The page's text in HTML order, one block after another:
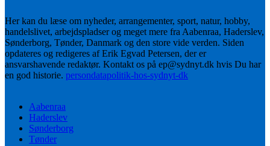
Her kan du læse om nyheder, arrangementer, sport, natur, hobby,
handelslivet, arbejdspladser og meget mere fra Aabenraa, Haderslev,
Sønderborg, Tønder, Danmark og den store vide verden. Siden
opdateres og redigeres af Erik Egvad Petersen, der er
ansvarshavende redaktør. Kontakt os på ep@sydnyt.dk hvis Du har
en god historie. persondatapolitik-hos-sydnyt-dk
Aabenraa
Haderslev
Sønderborg
Tønder